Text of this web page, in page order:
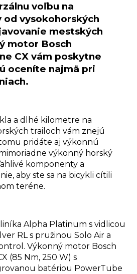
voľbu na
vysokohorských
mestských
motor Bosch
CX vám poskytne
oceníte najmä pri
a dlhé kilometre na
trailoch vám znejú
pridáte aj výkonnú
výkonný horský
komponenty a
aby ste sa na bicykli cítili
teréne.
Alpha Platinum s vidlicou
RL s pružinou Solo Air a
Výkonný motor Bosch
(85 Nm, 250 W) s
batériou PowerTube